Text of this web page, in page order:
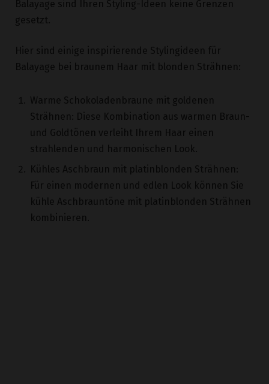
Hier sind einige inspirierende Stylingideen für
Warme Schokoladenbraune mit goldenen
und Goldtönen verleiht Ihrem Haar einen
strahlenden und harmonischen Look.
Kühles Aschbraun mit platinblonden Strähnen:
kühle Aschbrauntöne mit platinblonden Strähnen
kombinieren.